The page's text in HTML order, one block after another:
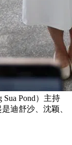
Pond）主持
迪舒沙、沈颖、